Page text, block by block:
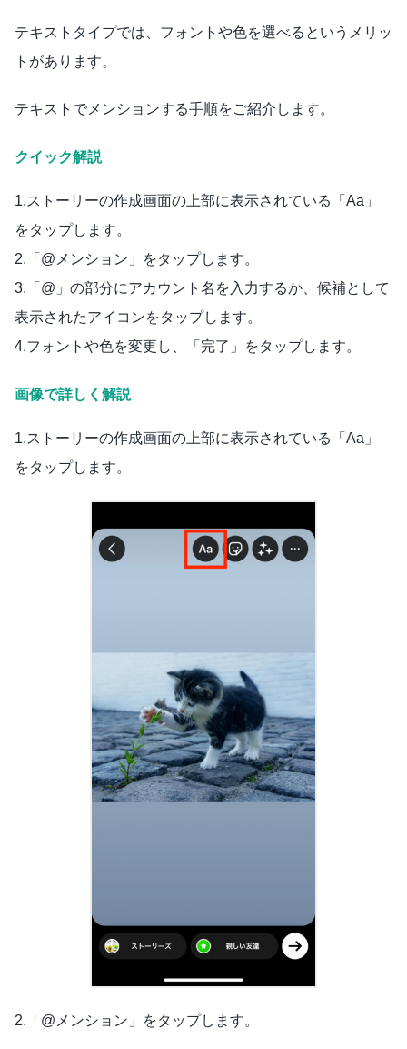
テキストタイプでは、フォントや色を選べるというメリッ
トがあります。
テキストでメンションする手順をご紹介します。
クイック解説
1.ストーリーの作成画面の上部に表示されている「Aa」
をタップします。
2.「@メンション」をタップします。
3.「@」の部分にアカウント名を入力するか、候補として
表示されたアイコンをタップします。
4.フォントや色を変更し、「完了」をタップします。
画像で詳しく解説
1.ストーリーの作成画面の上部に表示されている「Aa」
をタップします。
2.「@メンション」をタップします。